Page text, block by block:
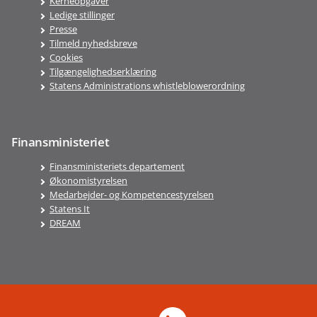
Ledige stillinger
Presse
Tilmeld nyhedsbreve
Cookies
Tilgængelighedserklæring
Statens Administrations whistleblowerordning
Finansministeriet
Finansministeriets departement
Økonomistyrelsen
Medarbejder- og Kompetencestyrelsen
Statens It
DREAM